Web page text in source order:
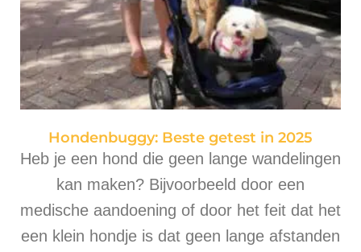
Hondenbuggy: Beste getest in 2025
Heb je een hond die geen lange wandelingen
kan maken? Bijvoorbeeld door een
medische aandoening of door het feit dat het
een klein hondje is dat geen lange afstanden